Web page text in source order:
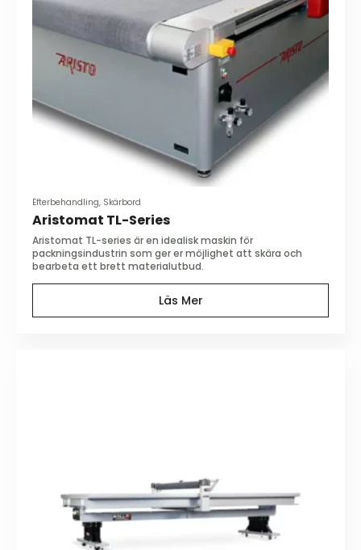
Efterbehandling, Skärbord
Aristomat TL-Series
Aristomat TL-series är en idealisk maskin för
packningsindustrin som ger er möjlighet att skära och
bearbeta ett brett materialutbud.
Läs Mer